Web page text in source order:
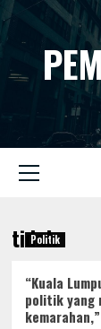
Skip
content
Menu
tidak
Politik
“Kuala
politik yang